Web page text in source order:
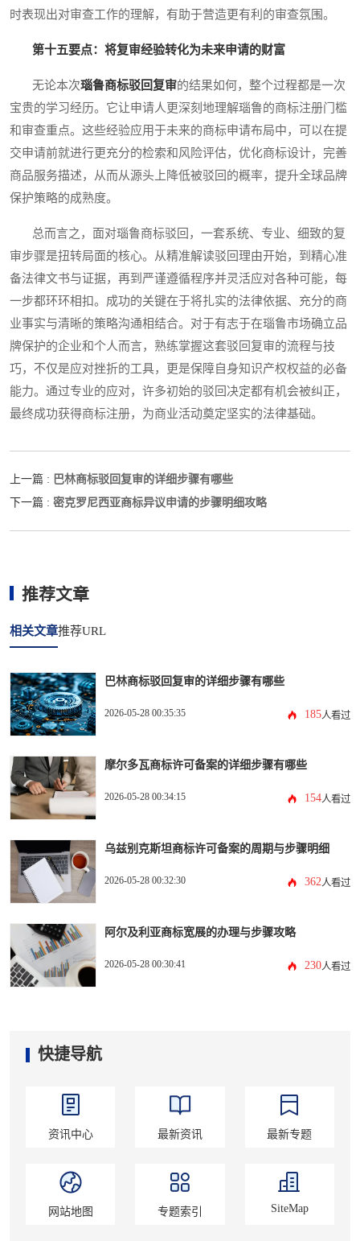
时表现出对审查工作的理解，有助于营造更有利的审查氛围。
第十五要点：将复审经验转化为未来申请的财富
无论本次瑙鲁商标驳回复审的结果如何，整个过程都是一次
宝贵的学习经历。它让申请人更深刻地理解瑙鲁的商标注册门槛
和审查重点。这些经验应用于未来的商标申请布局中，可以在提
交申请前就进行更充分的检索和风险评估，优化商标设计，完善
商品服务描述，从而从源头上降低被驳回的概率，提升全球品牌
保护策略的成熟度。
总而言之，面对瑙鲁商标驳回，一套系统、专业、细致的复
审步骤是扭转局面的核心。从精准解读驳回理由开始，到精心准
备法律文书与证据，再到严谨遵循程序并灵活应对各种可能，每
一步都环环相扣。成功的关键在于将扎实的法律依据、充分的商
业事实与清晰的策略沟通相结合。对于有志于在瑙鲁市场确立品
牌保护的企业和个人而言，熟练掌握这套驳回复审的流程与技
巧，不仅是应对挫折的工具，更是保障自身知识产权权益的必备
能力。通过专业的应对，许多初始的驳回决定都有机会被纠正，
最终成功获得商标注册，为商业活动奠定坚实的法律基础。
上一篇 : 巴林商标驳回复审的详细步骤有哪些
下一篇 : 密克罗尼西亚商标异议申请的步骤明细攻略
推荐文章
相关文章推荐URL
巴林商标驳回复审的详细步骤有哪些
2026-05-28 00:35:35 185人看过
摩尔多瓦商标许可备案的详细步骤有哪些
2026-05-28 00:34:15 154人看过
乌兹别克斯坦商标许可备案的周期与步骤明细
2026-05-28 00:32:30 362人看过
阿尔及利亚商标宽展的办理与步骤攻略
2026-05-28 00:30:41 230人看过
快捷导航
资讯中心 最新资讯 最新专题
网站地图 专题索引 SiteMap